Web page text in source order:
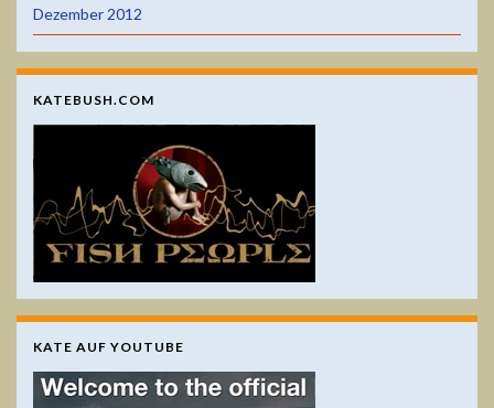
Dezember 2012
KATEBUSH.COM
KATE AUF YOUTUBE